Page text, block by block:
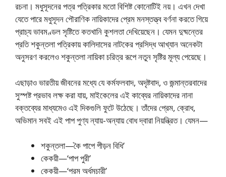
রচনা। মধুসূদনের পত্র পত্রিকার মতো বিশিষ্ট কোনোটিই নয়। এখন দেখা
যেতে পারে মধুসূদন পৌরাণিক নায়িকাদের প্রেম মনস্তত্ত্ব বর্ণনা করতে গিয়ে
প্রাচ্য ভাবমণ্ডল সৃষ্টিতে কতখানি কুশলতা দেখিয়েছেন। যেমন দুষ্মন্তের
প্রতি শকুন্তলা পত্রিকায় কালিদাসের নাটকের প্রসিদ্ধ আখ্যান অনেকটা
অনুসরণ করলেও শকুন্তলা নায়িকা চরিত্র রূপে নতুন সৃষ্টির মূল্য পেয়েছে।
এছাড়াও ভারতীয় জীবনের মধ্যে যে কর্মফলবাদ, অদৃষ্টবাদ, ও জন্মান্তরবাদের
সুস্পষ্ট প্রভাব লক্ষ করা যায়, মাইকেলের এই কাব্যের নায়িকাদের নানা
বক্তব্যের মাধ্যমেও এই দিকগুলি ফুটে উঠেছে। তাঁদের প্রেম, ক্রোধ,
অভিমান সবই এই পাপ পুণ্য ন্যায়-অন্যায় বোধ দ্বারা নিয়ন্ত্রিত। যেমন—
শকুন্তলা—কৈ পাপে পীড়ন বিধি’
কেকয়ী—‘পাপ পুরী’
কেকয়ী—‘পরম অর্ধমচারী’